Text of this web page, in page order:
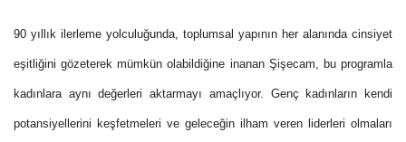
90 yıllık ilerleme yolculuğunda, toplumsal yapının her alanında cinsiyet
eşitliğini gözeterek mümkün olabildiğine inanan Şişecam, bu programla
kadınlara aynı değerleri aktarmayı amaçlıyor. Genç kadınların kendi
potansiyellerini keşfetmeleri ve geleceğin ilham veren liderleri olmaları